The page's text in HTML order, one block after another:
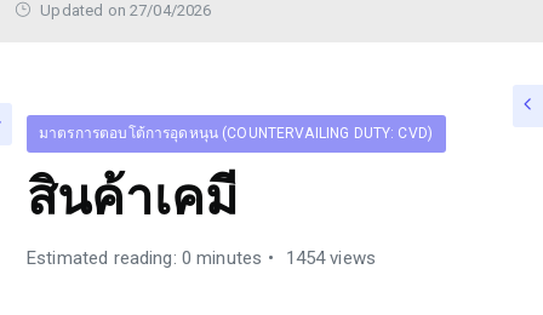
Updated on 27/04/2026
มาตรการตอบโต้การอุดหนุน (COUNTERVAILING DUTY: CVD)
สินค้าเคมี
Estimated reading: 0 minutes 1454 views